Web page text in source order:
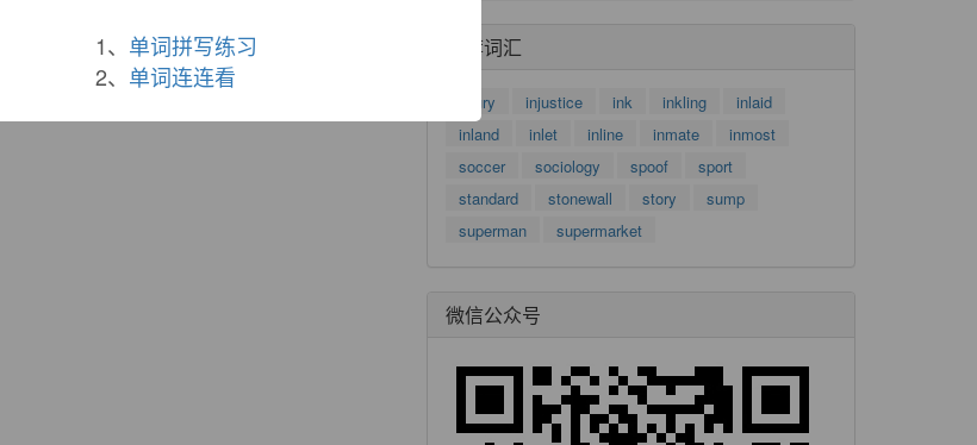
推荐词汇
injury injustice ink inkling
inlaid
inland
inlet inline inmate
inmost
soccer
sociology spoof
sport
standard
stonewall story
sump
superman
supermarket
微信公众号
1、 单词拼写练习
2、 单词连连看